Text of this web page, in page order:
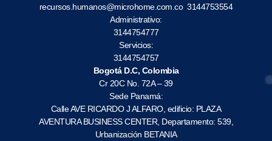
recursos.humanos@microhome.com.co3144753554
Administrativo:
3144754777
Servicios:
3144754757
Bogotá D.C, Colombia
Cr 20C No. 72A – 39
Sede Panamá:
Calle AVE RICARDO J ALFARO, edificio: PLAZA
AVENTURA BUSINESS CENTER, Departamento: 539,
Urbanización BETANIA